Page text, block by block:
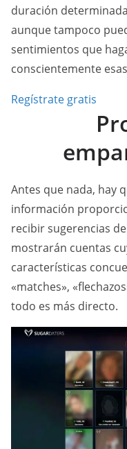
duración
aunque tampoco
sentimientos que
conscientemente
Regístrate gratis
Antes que nada, hay
información
recibir sugerencias
mostrarán cuentas
características
«matches»,
todo es más directo.